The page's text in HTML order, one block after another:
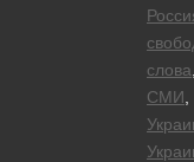
слова
СМИ